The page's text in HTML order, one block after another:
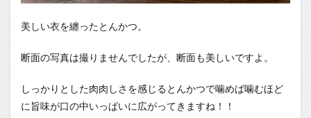
美しい衣を纏ったとんかつ。
断面の写真は撮りませんでしたが、断面も美しいですよ。
しっかりとした肉肉しさを感じるとんかつで噛めば噛むほど
に旨味が口の中いっぱいに広がってきますね！！